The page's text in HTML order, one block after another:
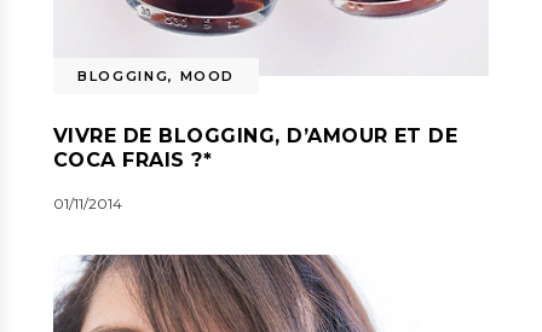
BLOGGING, MOOD
VIVRE DE BLOGGING, D’AMOUR ET DE
COCA FRAIS ?*
01/11/2014